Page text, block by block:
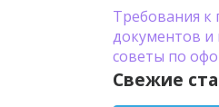
Требования к
документов и
советы по
Свежие